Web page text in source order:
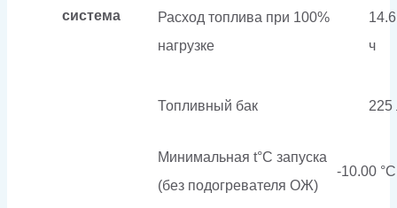
система
Расход топлива при 100%
нагрузке
ч
Топливный бак 225
Минимальная t°С запуска
(без подогревателя ОЖ)
-10.00 °С